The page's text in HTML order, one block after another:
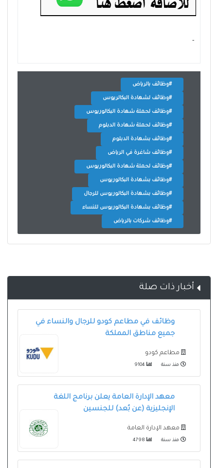
- ‏
#وظائف بالرياض
#وظائف لشهادة البكالريوس
#وظائف لحملة شهادة البكالوريوس
#وظائف لحملة شهادة الدبلوم
#وظائف بشهادة الدبلوم
#وظائف شاغرة في الرياض
#وظائف لحملة شهادة البكالوريوس
#وظائف بشهادة البكالوريوس
#وظائف بشهادة البكالوريوس للرجال
#وظائف بشهادة البكالوريوس للنساء
#وظائف شركات بالرياض
أخبار ذات صلة
وظائف في مطاعم كودو للرجال والنساء في
جميع مناطق المملكة
مطاعم كودو
منذ سنة
معهد الإدارة العامة يعلن برنامج اللغة
الإنجليزية (عن بُعد) للجنسين
معهد الإدارة العامة
منذ سنة